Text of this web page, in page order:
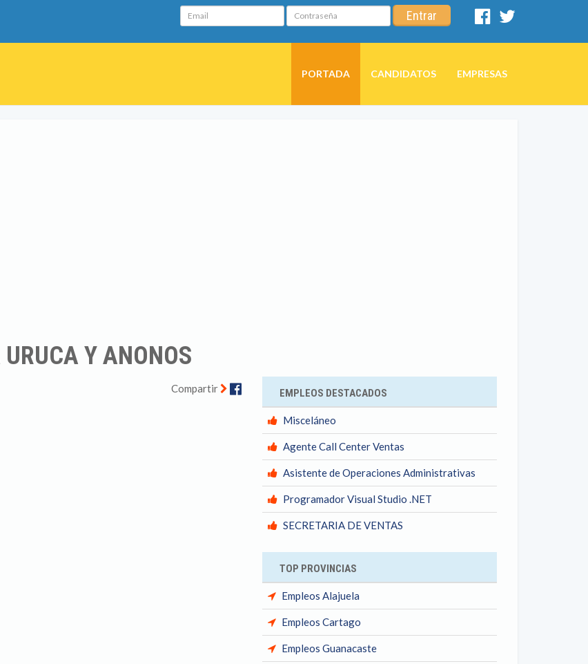
Email Contraseña Entrar
Facebook
PORTADA CANDIDATOS EMPRESAS
Y ANONOS
Compartir FacebookEMPLEOS DESTACADOS
Misceláneo
Agente Call Center Ventas
Asistente de Operaciones Administrativas
Programador Visual Studio .NET
SECRETARIA DE VENTAS
TOP PROVINCIAS
Empleos Alajuela
Empleos Cartago
Empleos Guanacaste